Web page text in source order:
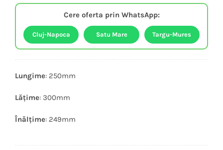
quantity
Cere oferta prin WhatsApp:
Cluj-Napoca Satu Mare Targu-Mures
Lungime: 250mm
Lățime: 300mm
Înălțime: 249mm